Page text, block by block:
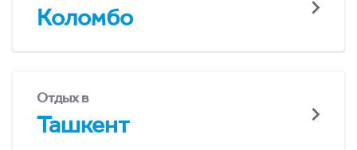
Коломбо
Отдых в
Ташкент